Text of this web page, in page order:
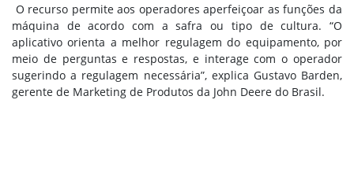
O recurso permite aos operadores aperfeiçoar as funções da
máquina de acordo com a safra ou tipo de cultura. “O
aplicativo orienta a melhor regulagem do equipamento, por
meio de perguntas e respostas, e interage com o operador
sugerindo a regulagem necessária”, explica Gustavo Barden,
gerente de Marketing de Produtos da John Deere do Brasil.